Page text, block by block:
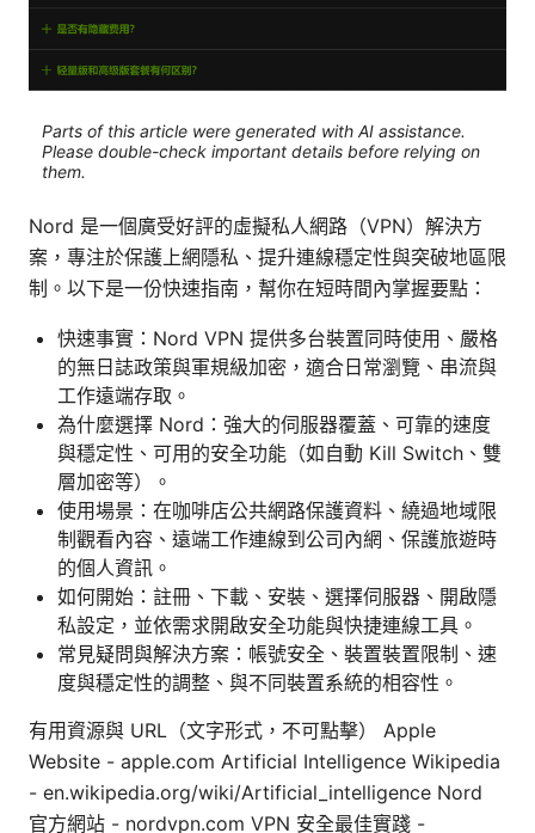
Parts of this article were generated with AI assistance.
Please double-check important details before relying on
them.
Nord 是一個廣受好評的虛擬私人網路（VPN）解決方
案，專注於保護上網隱私、提升連線穩定性與突破地區限
制。以下是一份快速指南，幫你在短時間內掌握要點：
快速事實：Nord VPN 提供多台裝置同時使用、嚴格
的無日誌政策與軍規級加密，適合日常瀏覽、串流與
工作遠端存取。
為什麼選擇 Nord：強大的伺服器覆蓋、可靠的速度
與穩定性、可用的安全功能（如自動 Kill Switch、雙
層加密等）。
使用場景：在咖啡店公共網路保護資料、繞過地域限
制觀看內容、遠端工作連線到公司內網、保護旅遊時
的個人資訊。
如何開始：註冊、下載、安裝、選擇伺服器、開啟隱
私設定，並依需求開啟安全功能與快捷連線工具。
常見疑問與解決方案：帳號安全、裝置裝置限制、速
度與穩定性的調整、與不同裝置系統的相容性。
有用資源與 URL（文字形式，不可點擊） Apple
Website - apple.com Artificial Intelligence Wikipedia
- en.wikipedia.org/wiki/Artificial_intelligence Nord
官方網站 - nordvpn.com VPN 安全最佳實踐 -